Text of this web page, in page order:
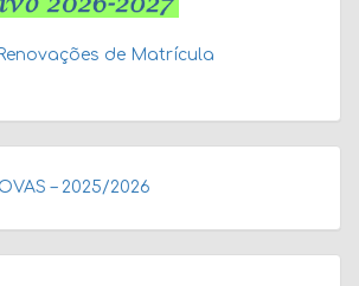
de Matrícula
– 2025/2026